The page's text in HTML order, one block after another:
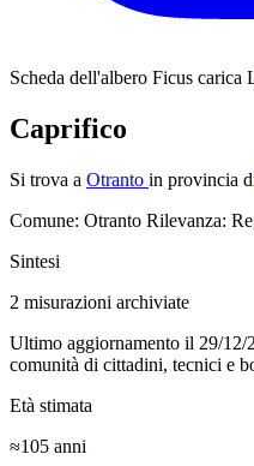
Scheda dell'albero Ficus carica
Caprifico
Si trova a Otranto in provincia
Comune: Otranto Rilevanza:
Sintesi
2 misurazioni archiviate
Ultimo aggiornamento il 29/12/
comunità di cittadini, tecnici e
Età stimata
≈105 anni